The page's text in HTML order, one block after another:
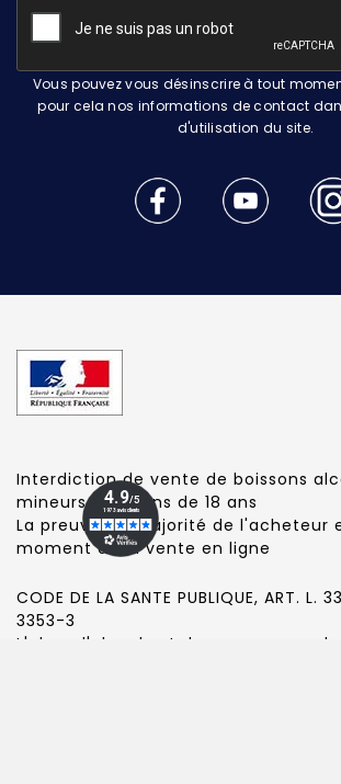
Vous pouvez vous désinscrire à tout
pour cela nos informations de contact
d'utilisation du site.
Interdiction de vente de boissons
mineurs de moins de 18 ans
La preuve de majorité de l'acheteur
moment de la vente en ligne
CODE DE LA SANTE PUBLIQUE, ART. L.
3353-3
L'abus d'alcool est dangereux pour la